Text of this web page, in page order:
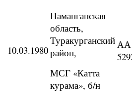
10.03.1980
Наманганская
область,
Туракурганский
район,
МСГ «Катта
курама», б/н
АА